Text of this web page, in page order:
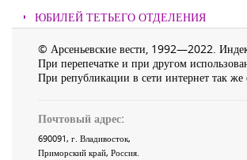
ЮБИЛЕЙ ТЕТЬЕГО ОТДЕЛЕНИЯ
© Арсеньевские вести, 1992—2022.
При перепечатке и при другом
При републикации в сети интернет так же
Почтовый адрес:
690091, г. Владивосток,
Приморский край, Россия.